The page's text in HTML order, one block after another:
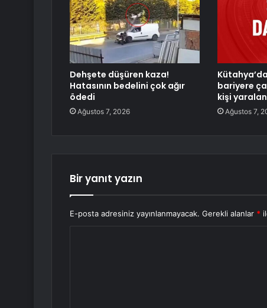
Dehşete düşüren kaza!
Hatasının bedelini çok ağır
ödedi
Ağustos 7, 2026
bariyere
kişi
Ağustos 7,
Bir yanıt yazın
E-posta adresiniz yayınlanmayacak. Gerekli alanlar *